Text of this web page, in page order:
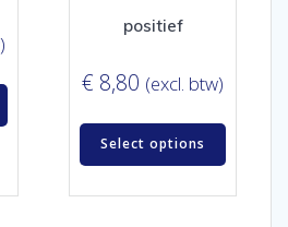
positief
€ 8,80 (excl. btw)
Select options